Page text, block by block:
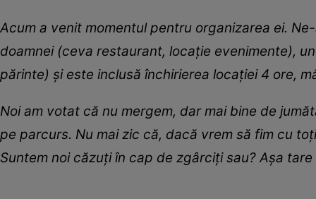
Acum a venit momentul pentru organizarea ei.
doamnei (ceva restaurant, locație evenimente),
părinte) și este inclusă închirierea locației 4 ore,
Noi am votat că nu mergem, dar mai bine de
pe parcurs. Nu mai zic că, dacă vrem să fim cu
Suntem noi căzuți în cap de zgârciți sau? Așa